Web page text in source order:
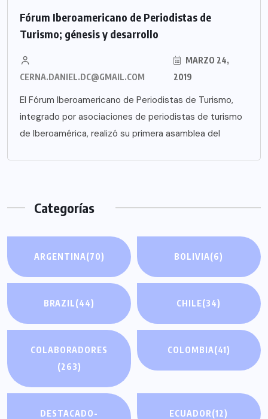
Fórum Iberoamericano de Periodistas de
Turismo; génesis y desarrollo
CERNA.DANIEL.DC@GMAIL.COM
MARZO 24,
2019
El Fórum Iberoamericano de Periodistas de Turismo,
integrado por asociaciones de periodistas de turismo
de Iberoamérica, realizó su primera asamblea del
Categorías
ARGENTINA(70) BOLIVIA(6)
BRAZIL(44) CHILE(34)
COLABORADORES
(263)
COLOMBIA(41)
DESTACADO-
ECUADOR(12)